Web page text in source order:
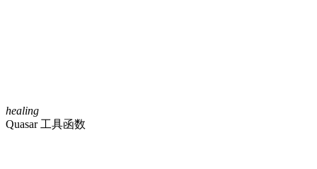
healing
Quasar 工具函数